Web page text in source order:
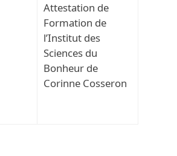
Attestation de
Formation de
l’Institut des
Sciences du
Bonheur de
Corinne Cosseron